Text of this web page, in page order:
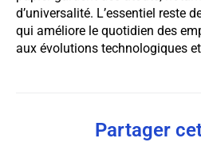
d’universalité. L’essentiel reste
qui améliore le quotidien des
aux évolutions technologiques
Partager